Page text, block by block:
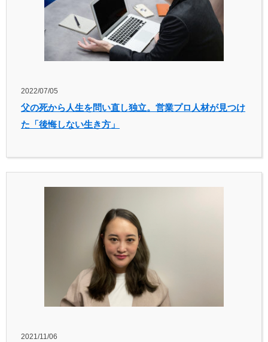
2022/07/05
父の死から人生を問い直し独立。営業プロ人材が見つけ
た「後悔しない生き方」
2021/11/06